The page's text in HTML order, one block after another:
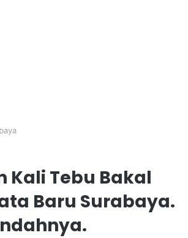
Kali Tebu Bakal
Baru Surabaya.